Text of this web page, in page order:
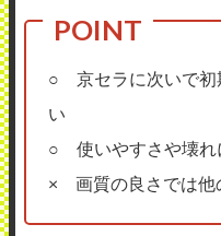
○ 京セラに次いで初
い
○ 使いやすさや壊れ
× 画質の良さでは他